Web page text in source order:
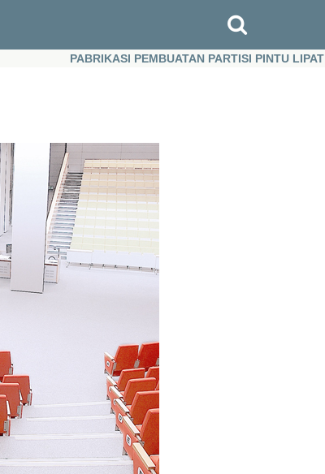
PABRIKASI PEMBUATAN PARTISI PINTU LIPAT